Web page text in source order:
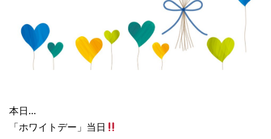
本日…
「ホワイトデー」当日